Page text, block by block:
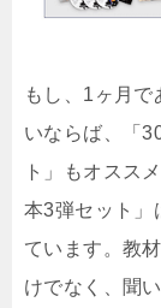
もし、1ヶ月
いならば、「
ト」もオスス
本3弾セット」
ています。教
けでなく、聞